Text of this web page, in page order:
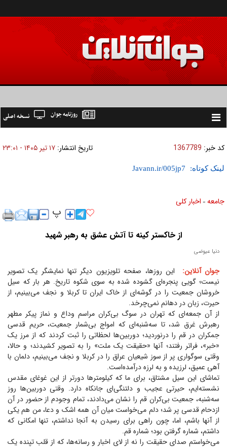
Toggle
نسخه اصلی روزنامه جوان
کد خبر: 1367789 تاریخ انتشار: ۱۷ تير ۱۴۰۵ - ۲۳:۰۱
لینک کوتاه:
جامعه » اخبار كلی
از خاکستر کینه تا آتش عشق به رهبر شهید
دنیا عیوضی
جوان آنلاین:
این روزها، صفحه تلویزیون دیگر تنها نمایشگر یک تصویر
نیست؛ گویی پنجره‌ای گشوده شده به سوی شکوه تاریخ. هر بار که سیل
خروشان جمعیت را در گوشه‌ای از خاک ایران تا کربلا و نجف می‌بینیم، از
حیرت، زبان در دهانم نمی‌چرخد.
از آن جمعه‌ای که تهران در سوگ بی‌کران مراسم وداع و نماز پیکر مطهر
رهبرش غرق شد، تا سه‌شنبه‌ای که امواج بی‌شمار جمعیت، حریم قدسی
جمکران در قم را درنوردید؛ دوربین‌ها لحظاتی را ثبت کردند که از مرز یک
«خبر»، فراتر رفتند؛ آنها «حقیقت یک ملت» را به تصویر کشیدند؛ و حالا،
وقتی سوگواری پر از سوز شیعیان عراق را در کربلا و نجف می‌بینیم، دلمان با
آهی عمیق، لرزیده و به لرزه درآمده‌است.
تماشای این سیل مشتاق، برای ما که کیلومتر‌ها دورتر از این غوغای مقدس
نشسته‌ایم، حیرتی عجیب و دلتنگی‌ای جانکاه دارد. وقتی دوربین‌ها روز
سه‌شنبه، جمعیت بی‌کران قم را نشان می‌دادند، تمام وجودم از حضور در آن
ازدحام قدسی پر شد؛ دلم می‌خواست میان آن همه اشک و دعا، من هم یکی
از آنها باشم، اما، چون راهی برای رسیدن به آنجا نداشتم، تنها امکانی که
داشتم، شماره گرفتن بود؛ شماره قم.
می‌خواستم صدای حقیقت را نه از لای اخبار و رسانه‌ها، که از قلب تپنده یک